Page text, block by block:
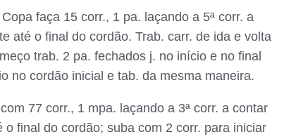
faça 15 corr., 1 pa. laçando a 5ª corr. a
até o final do cordão. Trab. carr. de ida e volta
trab. 2 pa. fechados j. no início e no final
no cordão inicial e tab. da mesma maneira.
77 corr., 1 mpa. laçando a 3ª corr. a contar
final do cordão; suba com 2 corr. para iniciar